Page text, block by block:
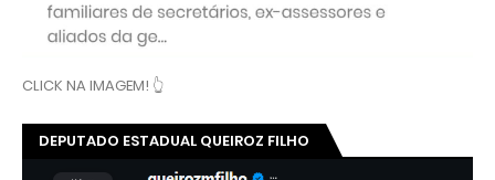
CLICK NA IMAGEM! 👆
DEPUTADO ESTADUAL QUEIROZ FILHO